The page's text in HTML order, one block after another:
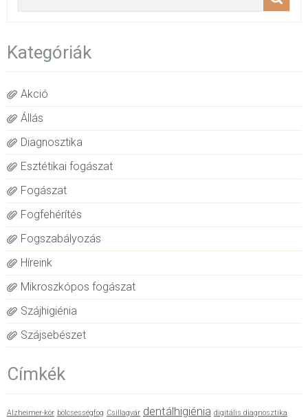
Kategóriák
Akció
Állás
Diagnosztika
Esztétikai fogászat
Fogászat
Fogfehérítés
Fogszabályozás
Híreink
Mikroszkópos fogászat
Szájhigiénia
Szájsebészet
Címkék
Alzheimer-kór bölcsességfog Csillagvár dentálhigiénia digitális diagnosztika